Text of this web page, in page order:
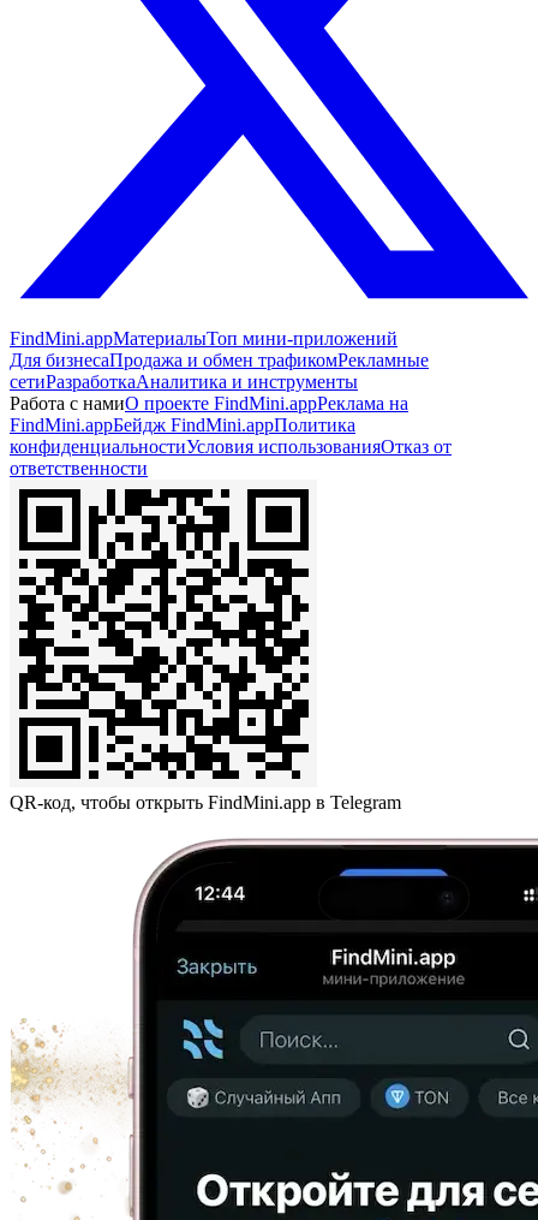
FindMini.appМатериалыТоп мини-приложений
Для бизнесаПродажа и обмен трафикомРекламные
сетиРазработкаАналитика и инструменты
Работа с намиО проекте FindMini.appРеклама на
FindMini.appБейдж FindMini.appПолитика
конфиденциальностиУсловия использованияОтказ от
ответственности
QR-код, чтобы открыть FindMini.app в Telegram